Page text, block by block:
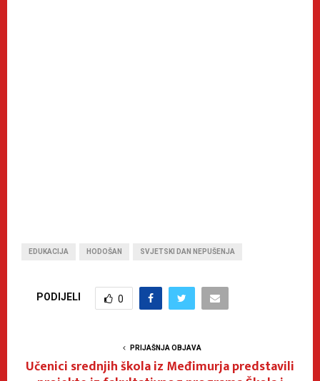
EDUKACIJA HODOŠAN SVJETSKI DAN NEPUŠENJA
PODIJELI 0
PRIJAŠNJA OBJAVA
Učenici srednjih škola iz Međimurja predstavili